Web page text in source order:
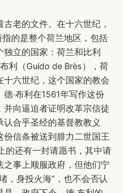
古老的文件。在十六世纪，
的是整个荷兰地区，包括
立的国家：荷兰和比利
利（Guido de Brès），荷
六世纪，这个国家的教会
·布利在1561年写作这份
向逼迫者证明改革宗信徒
合乎圣经的基督教教义
信条被送到腓力二世国王
的还有一封请愿书，其中请
之事上顺服政府，但他们宁
，身投火海”，也不会否认